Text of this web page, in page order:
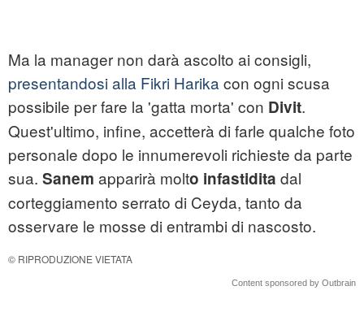
Ma la manager non darà ascolto ai consigli,
presentandosi alla Fikri Harika con ogni scusa
possibile per fare la 'gatta morta' con Divit.
Quest'ultimo, infine, accetterà di farle qualche foto
personale dopo le innumerevoli richieste da parte
sua. Sanem apparirà molto infastidita dal
corteggiamento serrato di Ceyda, tanto da
osservare le mosse di entrambi di nascosto.
© RIPRODUZIONE VIETATA
Content sponsored by Outbrain